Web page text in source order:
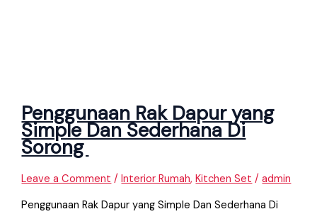
Penggunaan Rak Dapur yang
Simple Dan Sederhana Di
Sorong
Leave a Comment /Interior Rumah,Kitchen Set /admin
Penggunaan Rak Dapur yang Simple Dan Sederhana Di